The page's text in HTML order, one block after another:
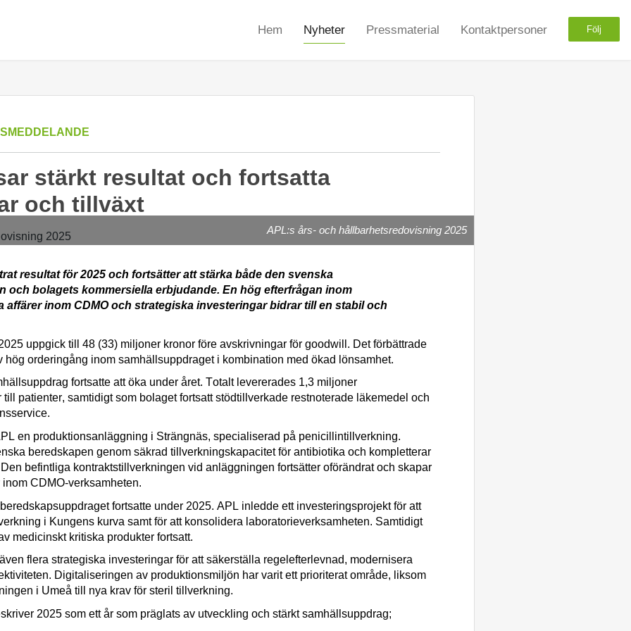
Hem Nyheter Pressmaterial Kontaktpersoner Följ
stärkt resultat och fortsatta
och tillväxt
APL:s års- och hållbarhetsredovisning 2025
resultat för 2025 och fortsätter att stärka både den svenska
och bolagets kommersiella erbjudande. En hög efterfrågan inom
affärer inom CDMO och strategiska investeringar bidrar till en stabil och
uppgick till 48 (33) miljoner kronor före avskrivningar för goodwill. Det förbättrade
hög orderingång inom samhällsuppdraget i kombination med ökad lönsamhet.
fortsatte att öka under året. Totalt levererades 1,3 miljoner
patienter, samtidigt som bolaget fortsatt stödtillverkade restnoterade läkemedel och
en produktionsanläggning i Strängnäs, specialiserad på penicillintillverkning.
beredskapen genom säkrad tillverkningskapacitet för antibiotika och kompletterar
befintliga kontraktstillverkningen vid anläggningen fortsätter oförändrat och skapar
CDMO-verksamheten.
fortsatte under 2025. APL inledde ett investeringsprojekt för att
i Kungens kurva samt för att konsolidera laboratorieverksamheten. Samtidigt
medicinskt kritiska produkter fortsatt.
flera strategiska investeringar för att säkerställa regelefterlevnad, modernisera
Digitaliseringen av produktionsmiljön har varit ett prioriterat område, liksom
i Umeå till nya krav för steril tillverkning.
kriver 2025 som ett år som präglats av utveckling och stärkt samhällsuppdrag;